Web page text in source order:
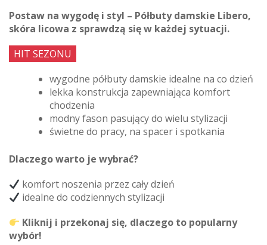
Postaw na wygodę i styl – Półbuty damskie Libero,
skóra licowa z sprawdzą się w każdej sytuacji.
HIT SEZONU
wygodne półbuty damskie idealne na co dzień
lekka konstrukcja zapewniająca komfort
chodzenia
modny fason pasujący do wielu stylizacji
świetne do pracy, na spacer i spotkania
Dlaczego warto je wybrać?
komfort noszenia przez cały dzień
idealne do codziennych stylizacji
Kliknij i przekonaj się, dlaczego to popularny
wybór!